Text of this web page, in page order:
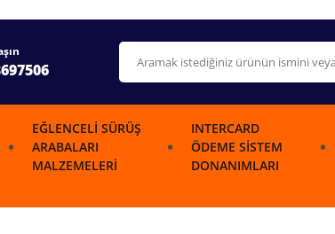
EĞLENCELI SÜRÜŞ
ARABALARI
MALZEMELERI
INTERCARD
ÖDEME SISTEM
DONANIMLARI